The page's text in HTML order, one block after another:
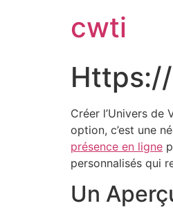
cwti
Créer l’Univers de
option, c’est une
présence en ligne
personnalisés qui
Un